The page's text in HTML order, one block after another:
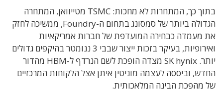
בתוך כך, המתחרות לא מחכות: TSMC מטייוואן, המתחרה
הגדולה ביותר של סמסונג בתחום ה-Foundry, ממשיכה לחזק
את מעמדה כבחירה המועדפת של חברות אמריקאיות
ואירופיות, בעיקר בזכות ייצור שבבי 3 ננומטר בהיקפים גדולים
יותר. SK hynix מצדה הופכת לשם הנרדף ל-HBM מהדור
החדש, וביססה לעצמה מוניטין איתן אצל הלקוחות המרכזיים
של מהפכת הבינה המלאכותית.